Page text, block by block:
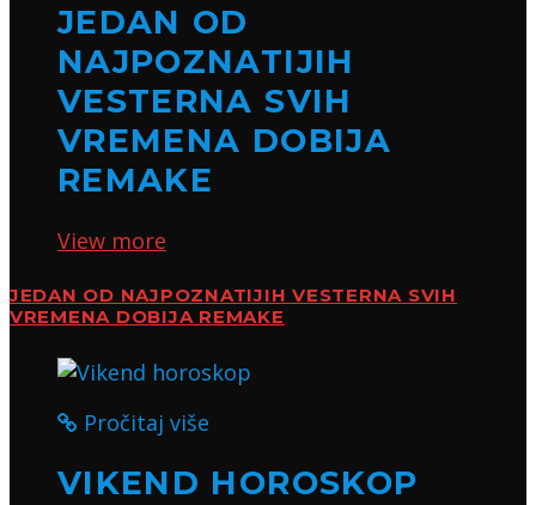
JEDAN OD
NAJPOZNATIJIH
VESTERNA SVIH
VREMENA DOBIJA
REMAKE
View more
JEDAN OD NAJPOZNATIJIH VESTERNA SVIH
VREMENA DOBIJA REMAKE
Pročitaj više
VIKEND HOROSKOP